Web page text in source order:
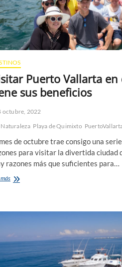
Puerto Vallarta
sus beneficios
octubre, 2022
Naturaleza Playa de Quimixto
de octubre trae consigo una
para visitar la divertida ciudad
razones más que suficientes para…
Visitar
octubre
beneficios